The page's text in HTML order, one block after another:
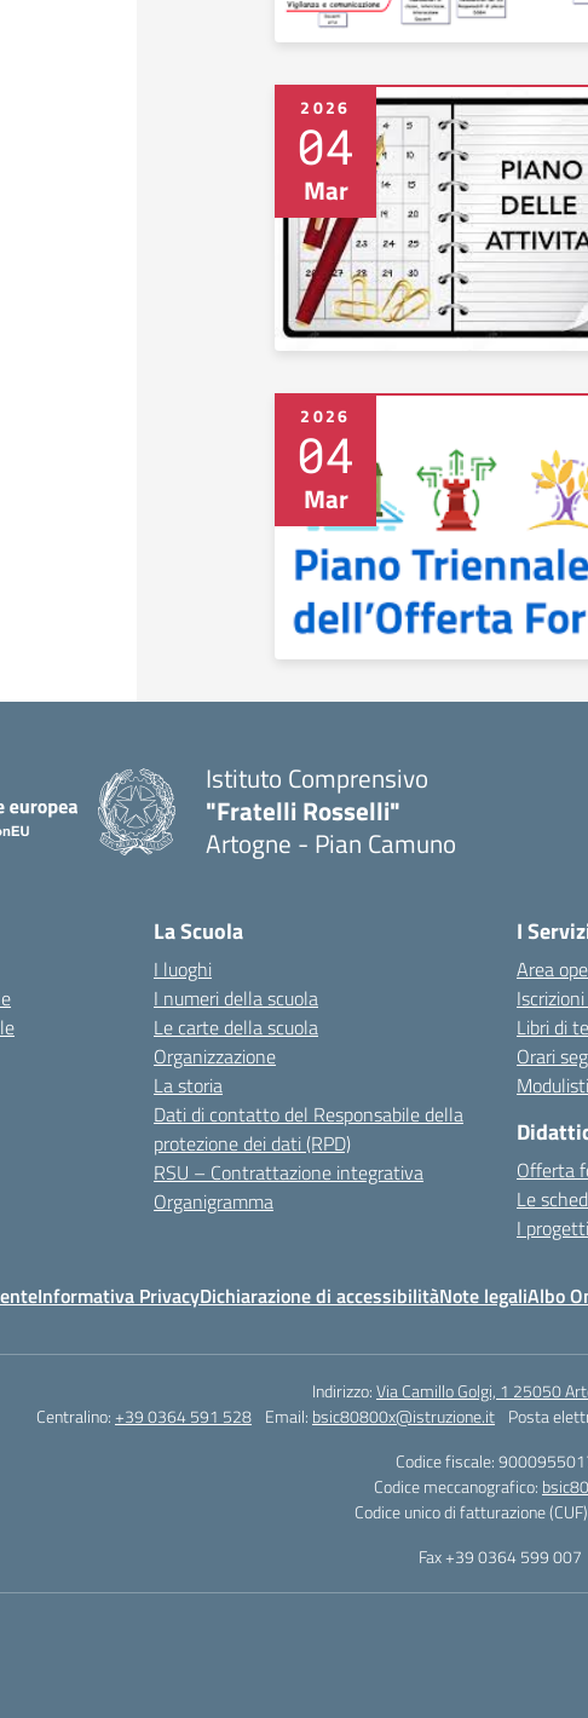
2026
04
Mar
2026
04
Mar
Istituto Comprensivo
"Fratelli Rosselli"
Artogne - Pian Camuno
La Scuola
I luoghi
I numeri della scuola
Le carte della scuola
Organizzazione
La storia
Dati di contatto del Responsabile della
protezione dei dati (RPD)
RSU – Contrattazione integrativa
Organigramma
I
Area
Libri di
Orari
Offerta
Le
I
Informativa PrivacyDichiarazione di accessibilitàNote legaliAlbo
Indirizzo:Via Camillo Golgi, 1 25050
Centralino:+39 0364 591 528 Email: bsic80800x@istruzione.it Posta
Codice fiscale:
Codice meccanografico:
Codice unico di fatturazione
Fax +39 0364 599 007